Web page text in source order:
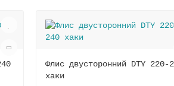
Флис двусторонний DTY 220-
хаки